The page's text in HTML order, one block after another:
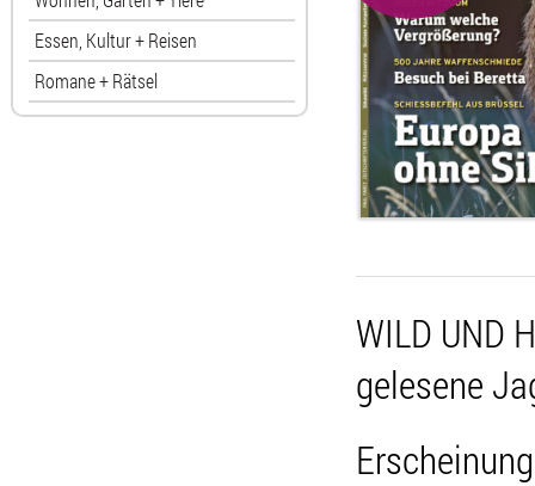
Essen, Kultur + Reisen
Romane + Rätsel
WILD UND
gelesene